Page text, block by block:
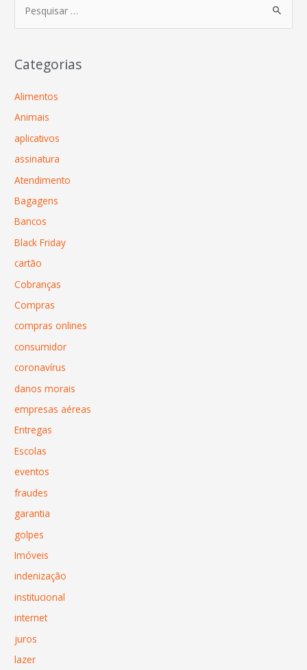
Categorias
Alimentos
Animais
aplicativos
assinatura
Atendimento
Bagagens
Bancos
Black Friday
cartão
Cobranças
Compras
compras onlines
consumidor
coronavírus
danos morais
empresas aéreas
Entregas
Escolas
eventos
fraudes
garantia
golpes
Imóveis
indenização
institucional
internet
juros
lazer